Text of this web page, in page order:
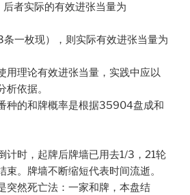
者实际的有效进张当量为
一枚现），则实际有效进张当量为
用理论有效进张当量，实践中应以
依据。
种的和牌概率是根据35904盘成和
计时，起牌后牌墙已用去1/3，21轮
束。牌墙不断缩短代表时间流逝。
突然死亡法：一家和牌，本盘结